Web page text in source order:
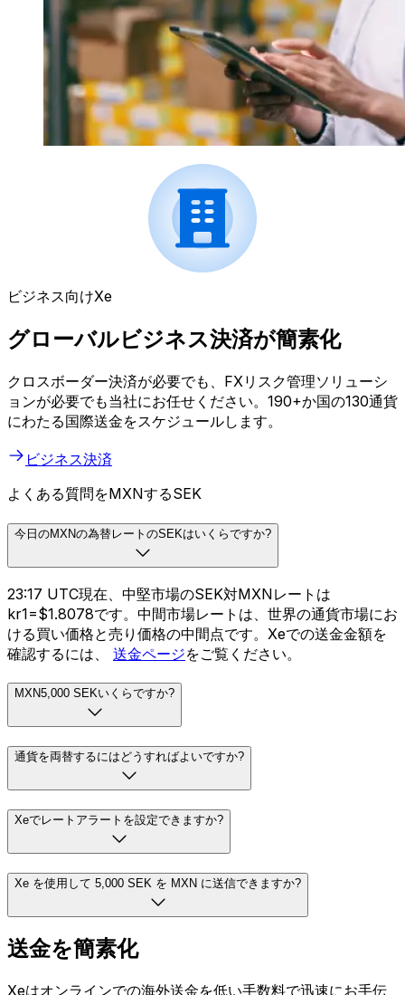
ビジネス向けXe
グローバルビジネス決済が簡素化
クロスボーダー決済が必要でも、FXリスク管理ソリューシ
ョンが必要でも当社にお任せください。190+か国の130通貨
にわたる国際送金をスケジュールします。
ビジネス決済
よくある質問をMXNするSEK
今日のMXNの為替レートのSEKはいくらですか?
23:17 UTC現在、中堅市場のSEK対MXNレートは
kr1=$1.8078です。中間市場レートは、世界の通貨市場にお
ける買い価格と売り価格の中間点です。Xeでの送金金額を
確認するには、 送金ページをご覧ください。
MXN5,000 SEKいくらですか?
通貨を両替するにはどうすればよいですか?
Xeでレートアラートを設定できますか?
Xe を使用して 5,000 SEK を MXN に送信できますか?
送金を簡素化
Xeはオンラインでの海外送金を低い手数料で迅速にお手伝